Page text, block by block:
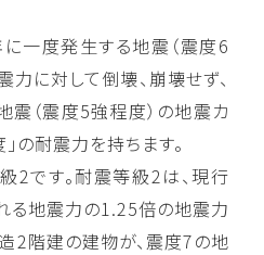
一度発生する地震（震度6
に対して倒壊、崩壊せず、
（震度5強程度）の地震カ
の耐震力を持ちます。
2です。耐震等級2は、現行
る地震力の1.25倍の地震力
2階建の建物が、震度7の地